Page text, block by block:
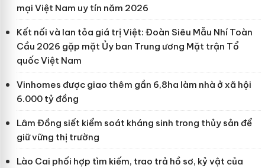
mại Việt Nam uy tín năm 2026
Kết nối và lan tỏa giá trị Việt: Đoàn Siêu Mẫu Nhí Toàn
Cầu 2026 gặp mặt Ủy ban Trung ương Mặt trận Tổ
quốc Việt Nam
Vinhomes được giao thêm gần 6,8ha làm nhà ở xã hội
6.000 tỷ đồng
Lâm Đồng siết kiểm soát kháng sinh trong thủy sản để
giữ vững thị trường
Lào Cai phối hợp tìm kiếm, trao trả hồ sơ, kỷ vật của